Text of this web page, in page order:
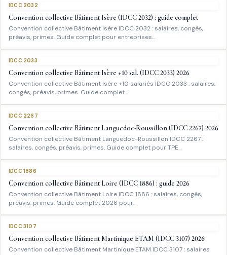
IDCC 2032
Convention collective Bâtiment Isère (IDCC 2032) : guide complet
Convention collective Bâtiment Isère IDCC 2032 : salaires, congés,
préavis, primes. Guide complet pour entreprises…
IDCC 2033
Convention collective Bâtiment Isère +10 sal. (IDCC 2033) 2026
Convention collective Bâtiment Isère +10 salariés IDCC 2033 : salaires,
congés, préavis, primes. Guide complet…
IDCC 2267
Convention collective Bâtiment Languedoc-Roussillon (IDCC 2267) 2026
Convention collective Bâtiment Languedoc-Roussillon IDCC 2267 :
salaires, congés, préavis, primes. Guide complet pour TPE…
IDCC 1886
Convention collective Bâtiment Loire (IDCC 1886) : guide 2026
Convention collective Bâtiment Loire IDCC 1886 : salaires, congés,
préavis, primes. Guide complet 2026 pour…
IDCC 3107
Convention collective Bâtiment Martinique ETAM (IDCC 3107) 2026
Convention collective Bâtiment Martinique ETAM IDCC 3107 : salaires